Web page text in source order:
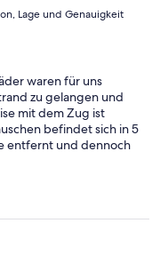
Lage und Genauigkeit
waren für uns
zu gelangen und
mit dem Zug ist
befindet sich in 5
entfernt und dennoch
waren für uns